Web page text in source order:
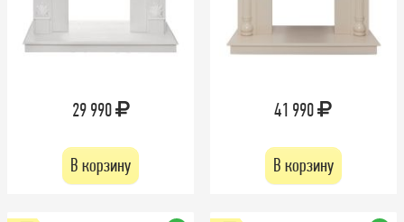
29 990
В корзину
41 990
В корзину